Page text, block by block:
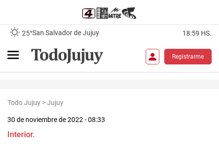
25°San Salvador de Jujuy 18:59 HS.
Registrarme
Todo Jujuy >Jujuy
30 de noviembre de 2022 - 08:33
Interior.